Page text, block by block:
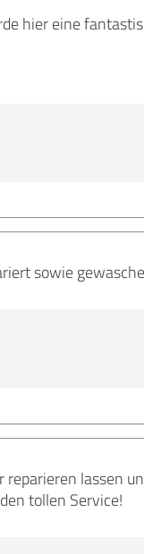
hier eine
sowie
reparieren lassen
tollen Service!